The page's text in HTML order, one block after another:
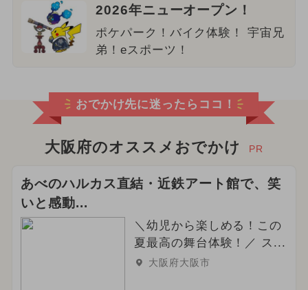
2026年ニューオープン！
ポケパーク！バイク体験！ 宇宙兄
弟！eスポーツ！
おでかけ先に迷ったらココ！
大阪府のオススメおでかけ PR
あべのハルカス直結・近鉄アート館で、笑
いと感動...
＼幼児から楽しめる！この
夏最高の舞台体験！／ ス...
大阪府大阪市